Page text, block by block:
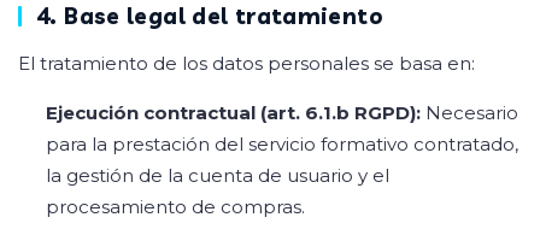
4. Base legal del tratamiento
El tratamiento de los datos personales se basa en:
Ejecución contractual (art. 6.1.b RGPD):Necesario
para la prestación del servicio formativo contratado,
la gestión de la cuenta de usuario y el
procesamiento de compras.